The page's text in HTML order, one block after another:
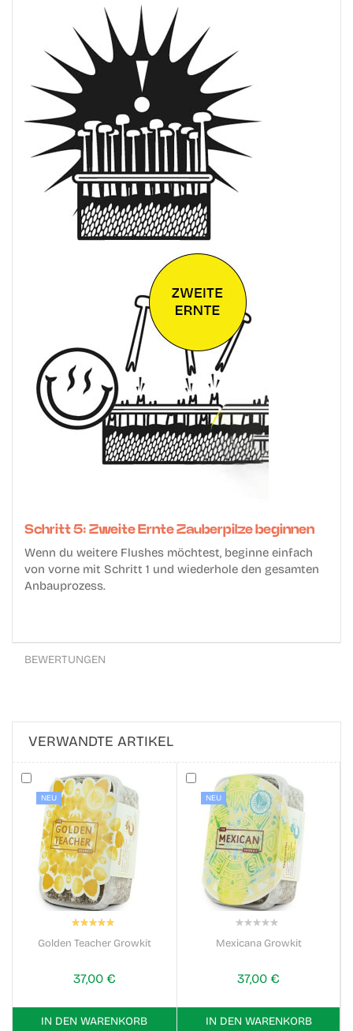
Schritt 5: Zweite Ernte Zauberpilze beginnen
Wenn du weitere Flushes möchtest, beginne einfach
von vorne mit Schritt 1 und wiederhole den gesamten
Anbauprozess.
BEWERTUNGEN
VERWANDTE ARTIKEL
NEU
Bewertung:
Golden Teacher Growkit
37,00 €
IN DEN WARENKORB
NEU
Mexicana Growkit
37,00 €
IN DEN WARENKORB